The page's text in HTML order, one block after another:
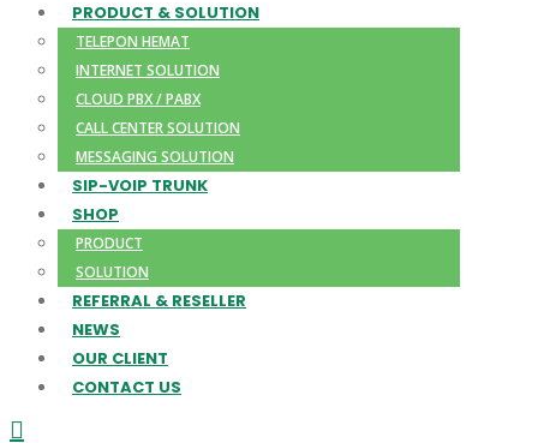
PRODUCT & SOLUTION
TELEPON HEMAT
INTERNET SOLUTION
CLOUD PBX / PABX
CALL CENTER SOLUTION
MESSAGING SOLUTION
SIP-VOIP TRUNK
SHOP
PRODUCT
SOLUTION
REFERRAL & RESELLER
NEWS
OUR CLIENT
CONTACT US